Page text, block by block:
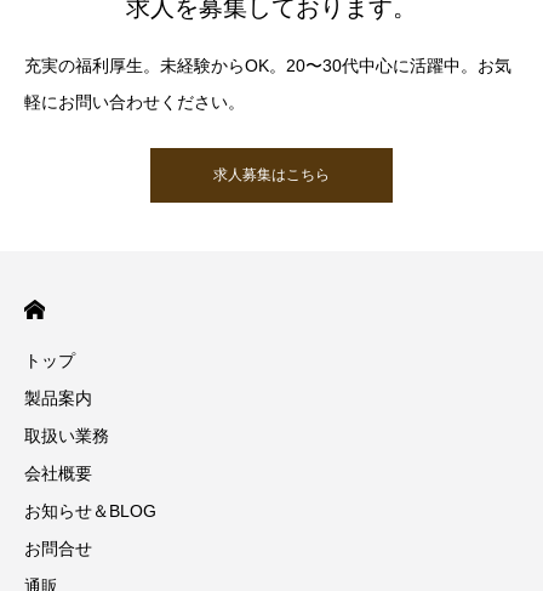
求人を募集しております。
充実の福利厚生。未経験からOK。20〜30代中心に活躍中。お気
軽にお問い合わせください。
求人募集はこちら
トップ
製品案内
取扱い業務
会社概要
お知らせ＆BLOG
お問合せ
通販